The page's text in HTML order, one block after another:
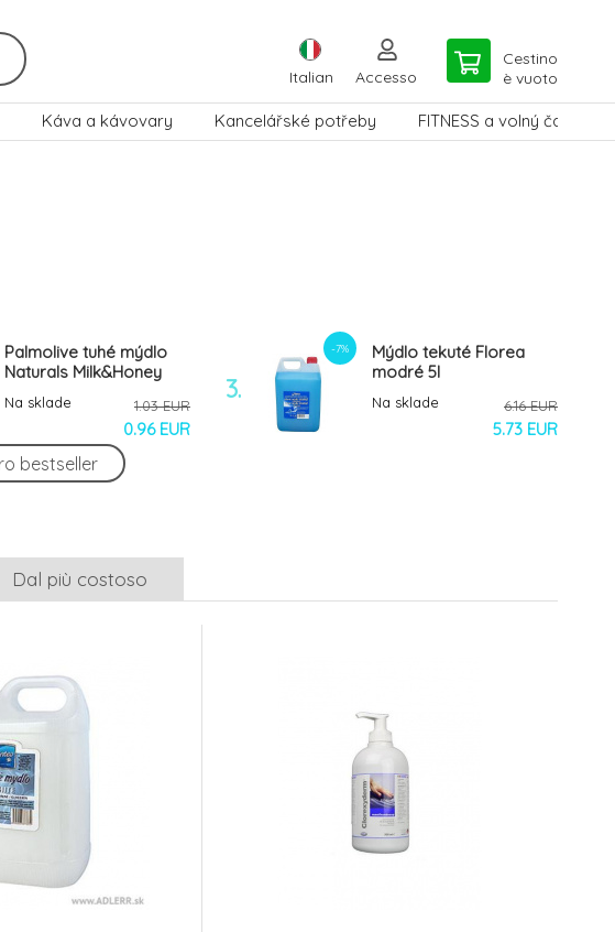
Italian Accesso
Cestino
è vuoto
Káva a kávovary Kancelářské potřeby FITNESS a volný čas
Palmolive tuhé mýdlo
Naturals Milk&Honey
Na sklade 1.03 EUR
0.96 EUR
3.
-7%
Mýdlo tekuté Florea
modré 5l
Na sklade 6.16 EUR
5.73 EUR
Mitia tekuté mýdlo
8.62 EUR
Clorexyderm mani 500
Sebamed Baby
bestseller
Dal più costoso